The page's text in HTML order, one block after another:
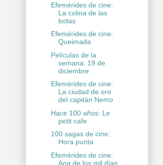
Efemérides de cine:
La colina de las
botas
Efemérides de cine:
Queimada
Películas de la
semana: 19 de
diciembre
Efemérides de cine:
La ciudad de oro
del capitán Nemo
Hace 100 años: Le
petit cafe
100 sagas de cine:
Hora punta
Efemérides de cine:
Ana de los mil días